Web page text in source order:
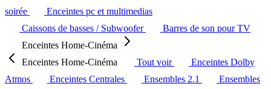
soirée
Enceintes pc et multimedias
Caissons de basses / Subwoofer
Barres de son pour TV
Enceintes Home-Cinéma
Enceintes Home-Cinéma
Tout voir
Enceintes Dolby
Atmos
Enceintes Centrales Ensembles 2.1
Ensembles